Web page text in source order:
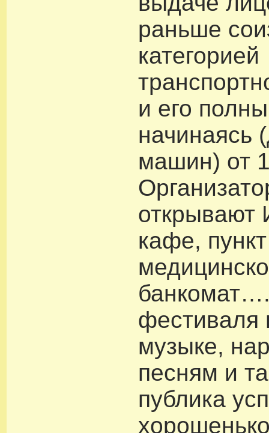
раньше
категорией
и его
начинаясь
машин) от
открывают
кафе, пункт
музыке,
песням и
публика